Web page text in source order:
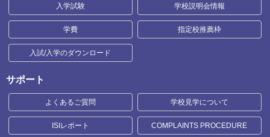
入学試験 学校説明会情報
学費 指定校推薦枠
入試/入学のダウンロード
サポート
よくあるご質問 学校見学について
ISIレポート COMPLAINTS PROCEDURE